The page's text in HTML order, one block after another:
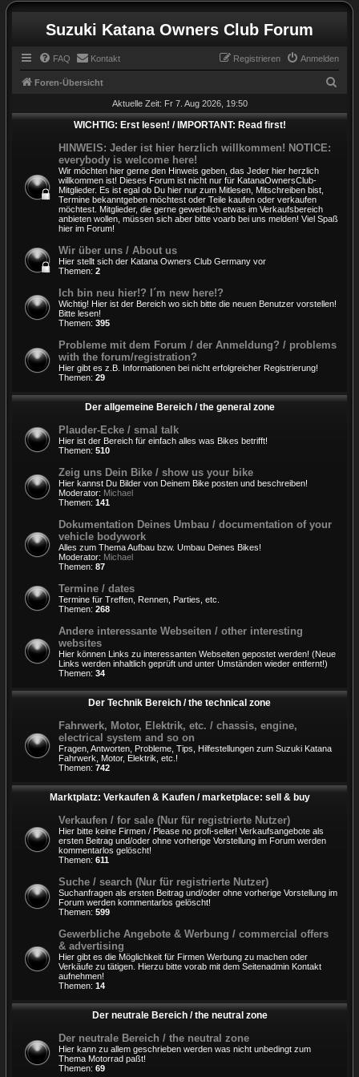
Suzuki Katana Owners Club Forum
FAQ Kontakt Anmelden
Registrieren
Foren-Übersicht
c
Aktuelle Zeit: Fr 7. Aug 2026, 19:50
WICHTIG: Erst lesen! / IMPORTANT: Read first!
HINWEIS: Jeder ist hier herzlich willkommen! NOTICE:
everybody is welcome here!
Wir möchten hier gerne den Hinweis geben, das Jeder hier herzlich
willkommen ist! Dieses Forum ist nicht nur für KatanaOwnersClub-
Mitglieder. Es ist egal ob Du hier nur zum Mitlesen, Mitschreiben bist,
Termine bekanntgeben möchtest oder Teile kaufen oder verkaufen
möchtest. Mitglieder, die gerne gewerblich etwas im Verkaufsbereich
anbieten wollen, müssen sich aber bitte voarb bei uns melden! Viel Spaß
hier im Forum!
Wir über uns / About us
Hier stellt sich der Katana Owners Club Germany vor
Themen: 2
Ich bin neu hier!? I´m new here!?
Wichtig! Hier ist der Bereich wo sich bitte die neuen Benutzer vorstellen!
Bitte lesen!
Themen: 395
Probleme mit dem Forum / der Anmeldung? / problems
with the forum/registration?
Hier gibt es z.B. Informationen bei nicht erfolgreicher Registrierung!
Themen: 29
Der allgemeine Bereich / the general zone
Plauder-Ecke / smal talk
Hier ist der Bereich für einfach alles was Bikes betrifft!
Themen: 510
Zeig uns Dein Bike / show us your bike
Hier kannst Du Bilder von Deinem Bike posten und beschreiben!
Moderator: Michael
Themen: 141
Dokumentation Deines Umbau / documentation of your
vehicle bodywork
Alles zum Thema Aufbau bzw. Umbau Deines Bikes!
Moderator: Michael
Themen: 87
Termine / dates
Termine für Treffen, Rennen, Parties, etc.
Themen: 268
Andere interessante Webseiten / other interesting
websites
Hier können Links zu interessanten Webseiten gepostet werden! (Neue
Links werden inhaltlich geprüft und unter Umständen wieder entfernt!)
Themen: 34
Der Technik Bereich / the technical zone
Fahrwerk, Motor, Elektrik, etc. / chassis, engine,
electrical system and so on
Fragen, Antworten, Probleme, Tips, Hilfestellungen zum Suzuki Katana
Fahrwerk, Motor, Elektrik, etc.!
Themen: 742
Marktplatz: Verkaufen & Kaufen / marketplace: sell & buy
Verkaufen / for sale (Nur für registrierte Nutzer)
Hier bitte keine Firmen / Please no profi-seller! Verkaufsangebote als
ersten Beitrag und/oder ohne vorherige Vorstellung im Forum werden
kommentarlos gelöscht!
Themen: 611
Suche / search (Nur für registrierte Nutzer)
Suchanfragen als ersten Beitrag und/oder ohne vorherige Vorstellung im
Forum werden kommentarlos gelöscht!
Themen: 599
Gewerbliche Angebote & Werbung / commercial offers
& advertising
Hier gibt es die Möglichkeit für Firmen Werbung zu machen oder
Verkäufe zu tätigen. Hierzu bitte vorab mit dem Seitenadmin Kontakt
aufnehmen!
Themen: 14
Der neutrale Bereich / the neutral zone
Der neutrale Bereich / the neutral zone
Hier kann zu allem geschrieben werden was nicht unbedingt zum
Thema Motorrad paßt!
Themen: 69